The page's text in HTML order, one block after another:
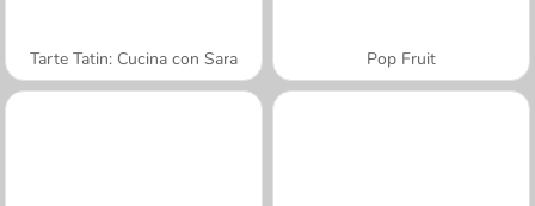
Tarte Tatin: Cucina con Sara Pop Fruit